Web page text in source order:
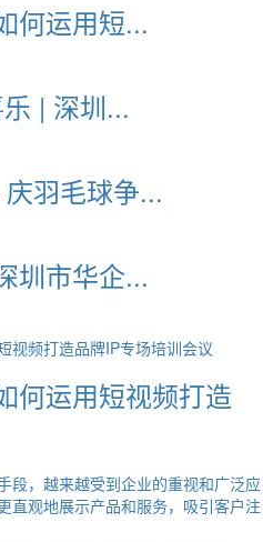
何运用短...
| 深圳...
羽毛球争...
圳市华企...
何运用短视频打造
段，越来越受到企业的重视和广泛应
直观地展示产品和服务，吸引客户注